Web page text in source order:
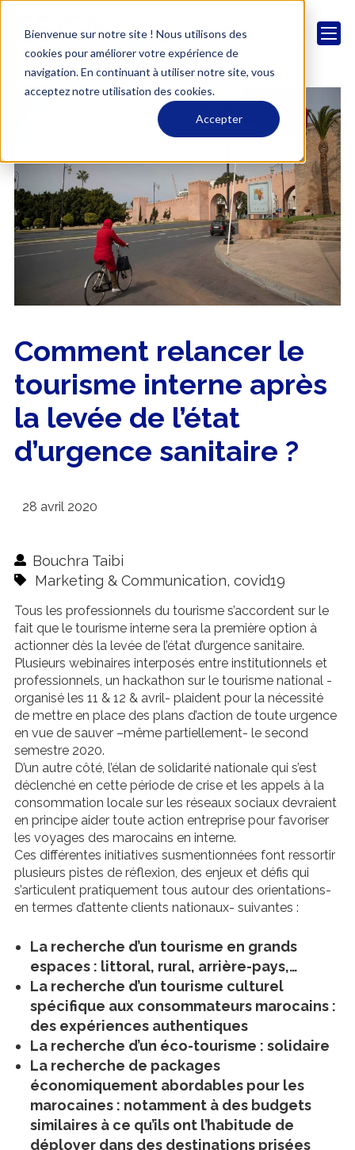
Bienvenue sur notre site ! Nous utilisons des
cookies pour améliorer votre expérience de
navigation. En continuant à utiliser notre site, vous
acceptez notre utilisation des cookies.
Accepter
Comment relancer le
tourisme interne après
la levée de l’état
d’urgence sanitaire ?
28 avril 2020
Bouchra Taibi
Marketing & Communication,covid19
Tous les professionnels du tourisme s’accordent sur le
fait que le tourisme interne sera la première option à
actionner dès la levée de l’état d’urgence sanitaire.
Plusieurs webinaires interposés entre institutionnels et
professionnels, un hackathon sur le tourisme national -
organisé les 11 & 12 & avril- plaident pour la nécessité
de mettre en place des plans d’action de toute urgence
en vue de sauver –même partiellement- le second
semestre 2020.
D’un autre côté, l’élan de solidarité nationale qui s’est
déclenché en cette période de crise et les appels à la
consommation locale sur les réseaux sociaux devraient
en principe aider toute action entreprise pour favoriser
les voyages des marocains en interne.
Ces différentes initiatives susmentionnées font ressortir
plusieurs pistes de réflexion, des enjeux et défis qui
s’articulent pratiquement tous autour des orientations-
en termes d’attente clients nationaux- suivantes :
La recherche d’un tourisme en grands
espaces : littoral, rural, arrière-pays,…
La recherche d’un tourisme culturel
spécifique aux consommateurs marocains :
des expériences authentiques
La recherche d’un éco-tourisme : solidaire
La recherche de packages
économiquement abordables pour les
marocaines : notamment à des budgets
similaires à ce qu’ils ont l’habitude de
déployer dans des destinations prisées